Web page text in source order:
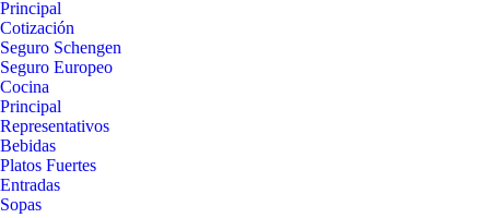
Principal
Cotización
Seguro Schengen
Seguro Europeo
Cocina
Principal
Representativos
Bebidas
Platos Fuertes
Entradas
Sopas